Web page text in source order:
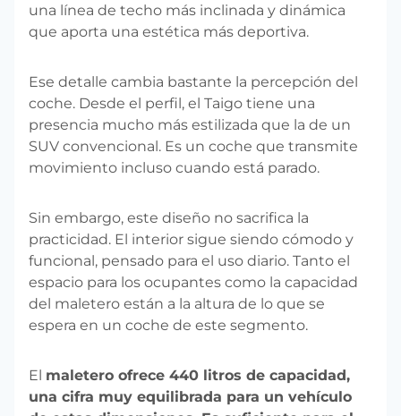
una línea de techo más inclinada y dinámica
que aporta una estética más deportiva.
Ese detalle cambia bastante la percepción del
coche. Desde el perfil, el Taigo tiene una
presencia mucho más estilizada que la de un
SUV convencional. Es un coche que transmite
movimiento incluso cuando está parado.
Sin embargo, este diseño no sacrifica la
practicidad. El interior sigue siendo cómodo y
funcional, pensado para el uso diario. Tanto el
espacio para los ocupantes como la capacidad
del maletero están a la altura de lo que se
espera en un coche de este segmento.
El maletero ofrece 440 litros de capacidad,
una cifra muy equilibrada para un vehículo